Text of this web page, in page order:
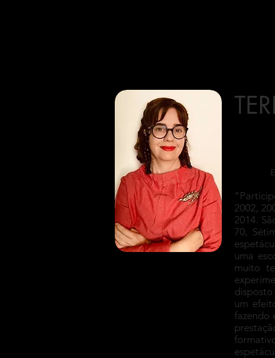
2002,
2014.
70,
uma
muito
disposto
um
fazendo